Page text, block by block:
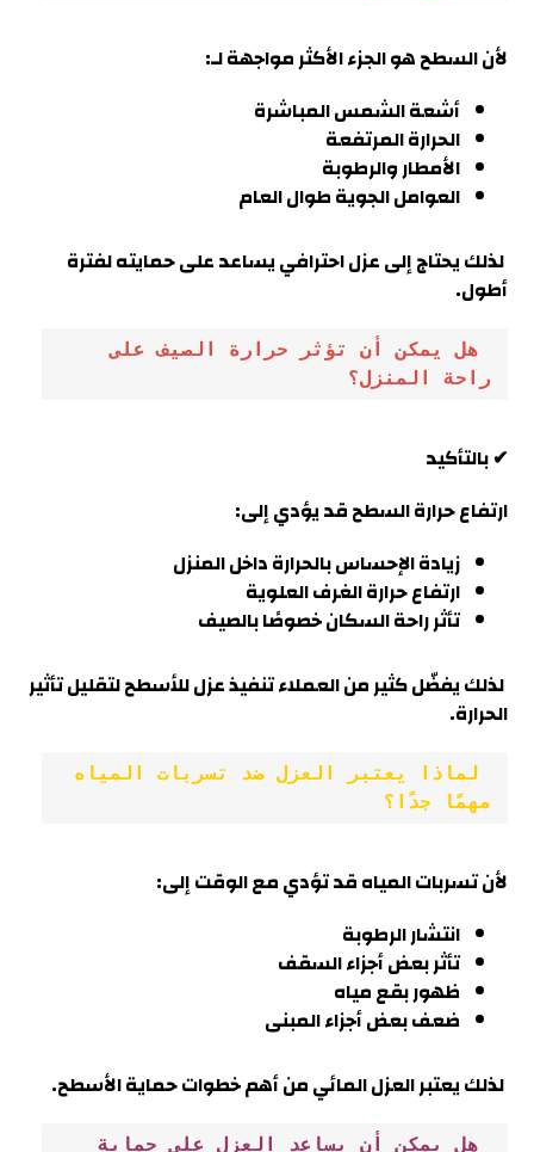
لأن السطح هو الجزء الأكثر مواجهة لـ:
أشعة الشمس المباشرة
الحرارة المرتفعة
الأمطار والرطوبة
العوامل الجوية طوال العام
لذلك يحتاج إلى عزل احترافي يساعد على حمايته لفترة
أطول.
هل يمكن أن تؤثر حرارة الصيف على
راحة المنزل؟
✔ بالتأكيد
ارتفاع حرارة السطح قد يؤدي إلى:
زيادة الإحساس بالحرارة داخل المنزل
ارتفاع حرارة الغرف العلوية
تأثر راحة السكان خصوصًا بالصيف
لذلك يفضّل كثير من العملاء تنفيذ عزل للأسطح لتقليل تأثير
الحرارة.
مهمًا جدًا؟
لأن تسربات المياه قد تؤدي مع الوقت إلى:
انتشار الرطوبة
تأثر بعض أجزاء السقف
ظهور بقع مياه
ضعف بعض أجزاء المبنى
لذلك يعتبر العزل المائي من أهم خطوات حماية الأسطح.